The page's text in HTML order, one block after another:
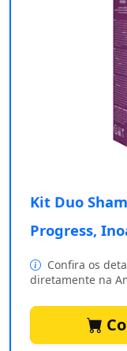
Kit Duo
Progress,
Confira os
diretamente na